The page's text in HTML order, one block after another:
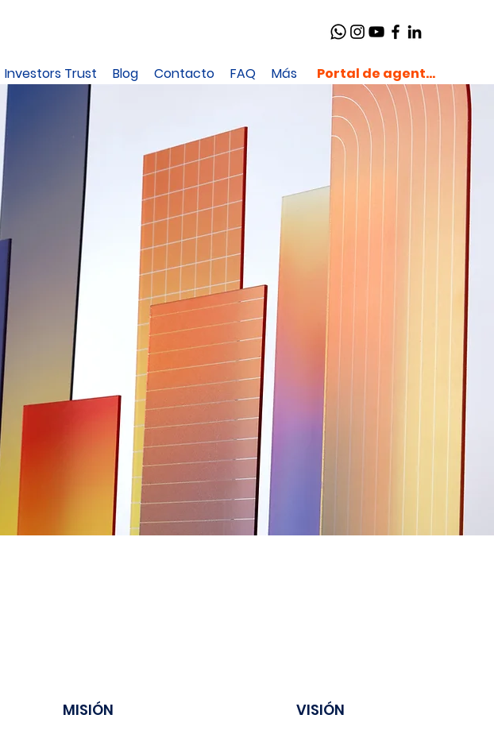
Investors Trust Blog Contacto FAQ Más Portal de agentes
MISIÓN VISIÓN